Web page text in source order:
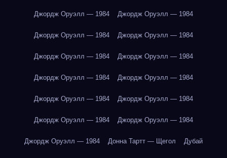
Джордж Оруэлл — 1984 Джордж Оруэлл — 1984
Джордж Оруэлл — 1984 Джордж Оруэлл — 1984
Джордж Оруэлл — 1984 Джордж Оруэлл — 1984
Джордж Оруэлл — 1984 Джордж Оруэлл — 1984
Джордж Оруэлл — 1984 Джордж Оруэлл — 1984
Джордж Оруэлл — 1984 Джордж Оруэлл — 1984
Джордж Оруэлл — 1984 Донна Тартт — Щегол Дубай